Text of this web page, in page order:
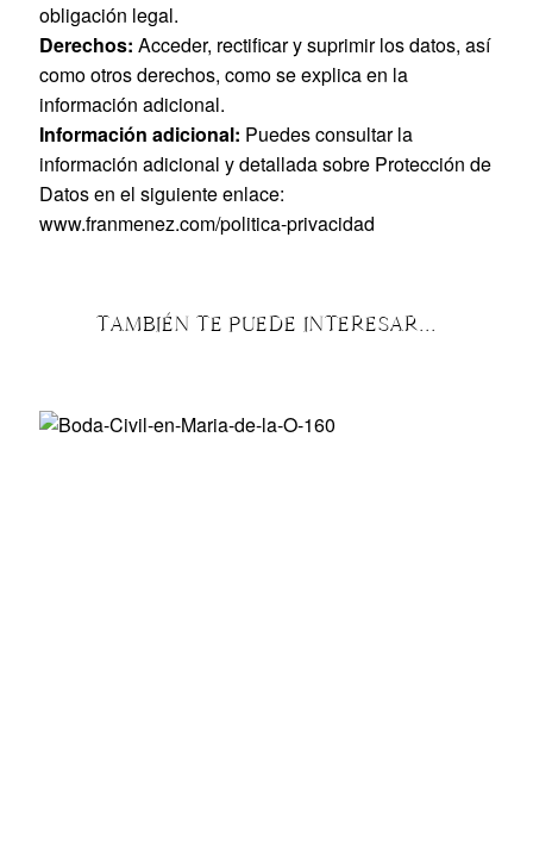
obligación legal.
Derechos: Acceder, rectificar y suprimir los datos, así
como otros derechos, como se explica en la
información adicional.
Información adicional: Puedes consultar la
información adicional y detallada sobre Protección de
Datos en el siguiente enlace:
www.franmenez.com/politica-privacidad
TAMBIÉN TE PUEDE INTERESAR...